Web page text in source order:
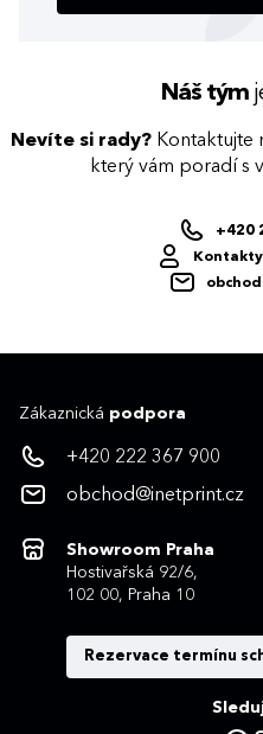
Náš tým
Nevíte si rady? Kontaktujte
který vám poradí s
+420
Zákaznická podpora
+420 222 367 900
obchod@inetprint.cz
Showroom Praha
Hostivařská 92/6,
102 00, Praha 10
Rezervace termínu